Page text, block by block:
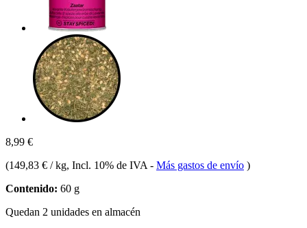
8,99 €
(149,83 € / kg, Incl. 10% de IVA - Más gastos de envío )
Contenido: 60 g
Quedan 2 unidades en almacén